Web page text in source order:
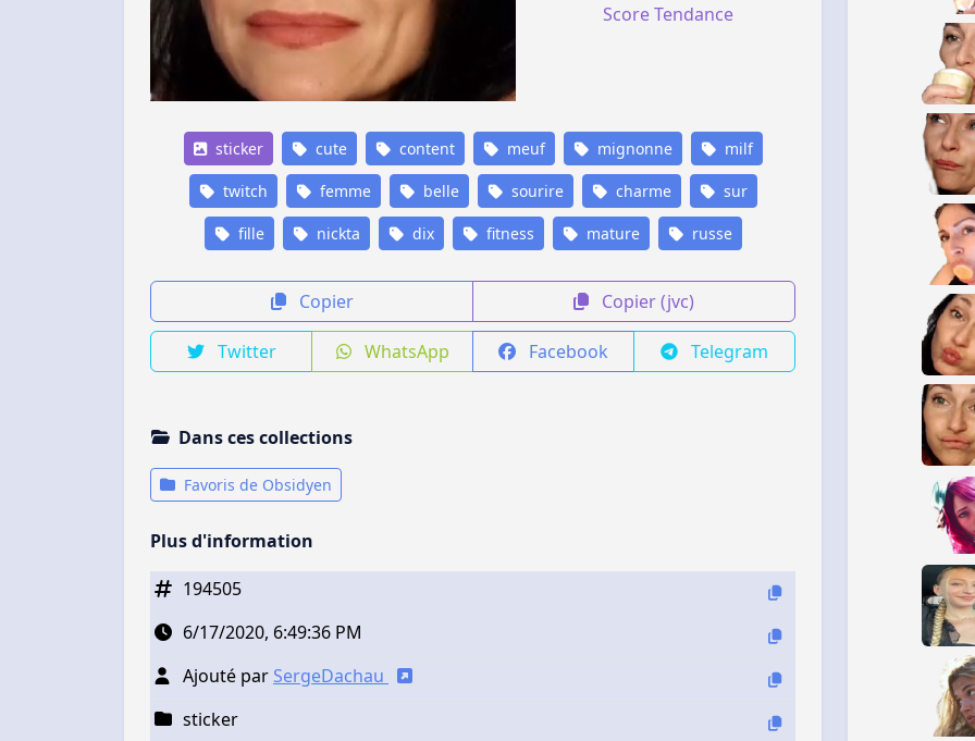
Score Tendance
sticker cute content meuf mignonne milf
twitch femme belle sourire charme sur
fille nickta dix fitness mature russe
Copier Copier (jvc)
Twitter WhatsApp Facebook Telegram
Dans ces collections
Favoris de Obsidyen
Plus d'information
194505
6/17/2020, 6:49:36 PM
Ajouté par SergeDachau
sticker